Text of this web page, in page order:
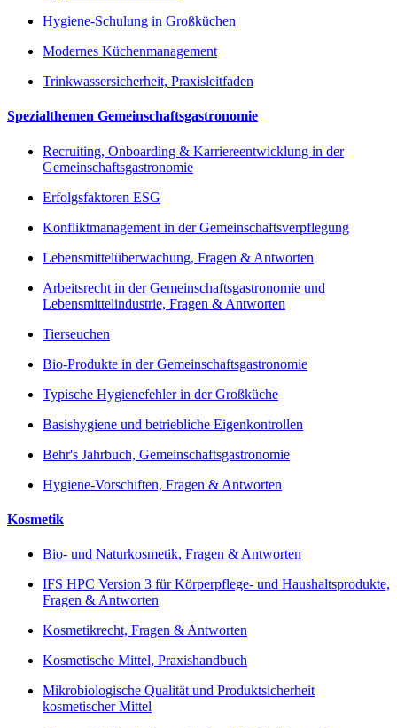
Hygiene-Schulung in Großküchen
Modernes Küchenmanagement
Trinkwassersicherheit, Praxisleitfaden
Spezialthemen Gemeinschaftsgastronomie
Recruiting, Onboarding & Karriereentwicklung in der
Gemeinschaftsgastronomie
Erfolgsfaktoren ESG
Konfliktmanagement in der Gemeinschaftsverpflegung
Lebensmittelüberwachung, Fragen & Antworten
Arbeitsrecht in der Gemeinschaftsgastronomie und
Lebensmittelindustrie, Fragen & Antworten
Tierseuchen
Bio-Produkte in der Gemeinschaftsgastronomie
Typische Hygienefehler in der Großküche
Basishygiene und betriebliche Eigenkontrollen
Behr's Jahrbuch, Gemeinschaftsgastronomie
Hygiene-Vorschiften, Fragen & Antworten
Kosmetik
Bio- und Naturkosmetik, Fragen & Antworten
IFS HPC Version 3 für Körperpflege- und Haushaltsprodukte,
Fragen & Antworten
Kosmetikrecht, Fragen & Antworten
Kosmetische Mittel, Praxishandbuch
Mikrobiologische Qualität und Produktsicherheit
kosmetischer Mittel